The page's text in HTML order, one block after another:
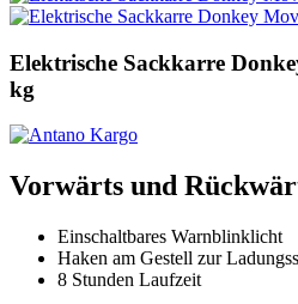
Elektrische Sackkarre
kg
Vorwärts und
Einschaltbares Warnblinklicht
Haken am Gestell zur
8 Stunden Laufzeit